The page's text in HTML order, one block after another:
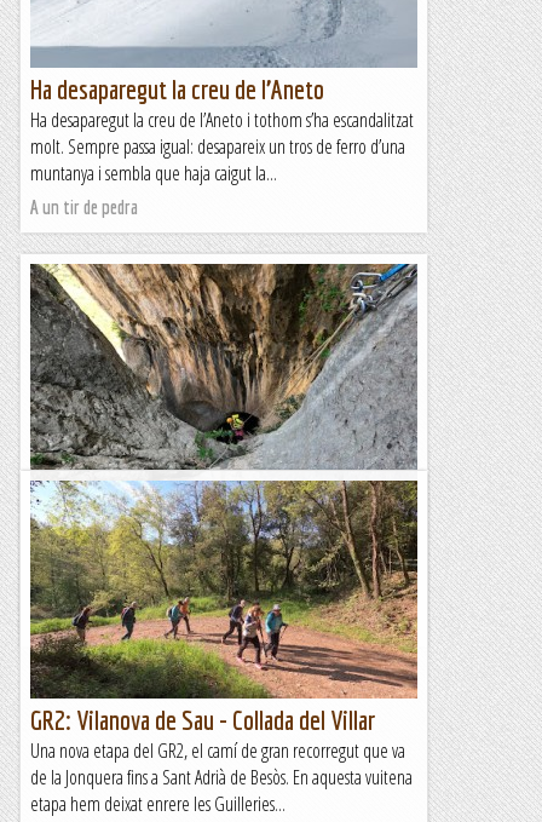
Ha desaparegut la creu de l’Aneto
Ha desaparegut la creu de l’Aneto i tothom s’ha escandalitzat
molt. Sempre passa igual: desapareix un tros de ferro d’una
muntanya i sembla que haja caigut la...
A un tir de pedra
Tolls de la Brossa i Cova Pintada
Avui hem fet un dels descensos més interessants del massís
dels Ports. El barranc de la Cova Pintada és tot un clàssic, que
recorre alguns paratges realment...
Blog de muntanya
GR2: Vilanova de Sau - Collada del Villar
Una nova etapa del GR2, el camí de gran recorregut que va
de la Jonquera fins a Sant Adrià de Besòs. En aquesta vuitena
etapa hem deixat enrere les Guilleries...